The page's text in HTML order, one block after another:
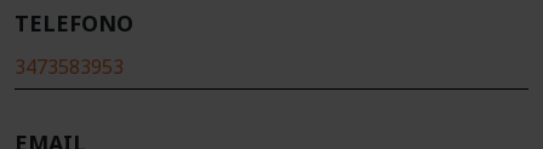
TELEFONO
3473583953